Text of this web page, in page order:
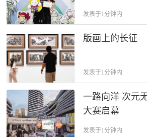
发表于1分钟内
版画上的长征
发表于1分钟内
一路向洋 次元
大赛启幕
发表于1分钟内